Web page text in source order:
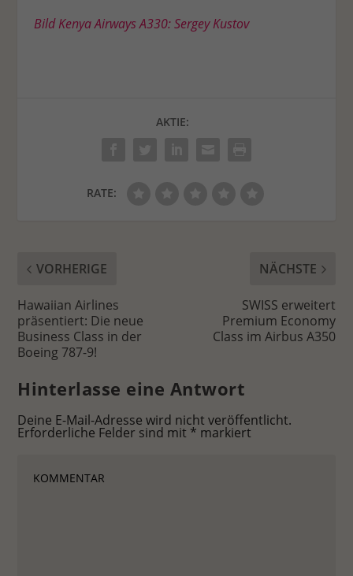
Bild Kenya Airways A330: Sergey Kustov
AKTIE:
RATE:
VORHERIGE
Hawaiian Airlines
präsentiert: Die neue
Business Class in der
Boeing 787-9!
NÄCHSTE
SWISS erweitert
Premium Economy
Class im Airbus A350
Hinterlasse eine Antwort
Deine E-Mail-Adresse wird nicht veröffentlicht.
Erforderliche Felder sind mit * markiert